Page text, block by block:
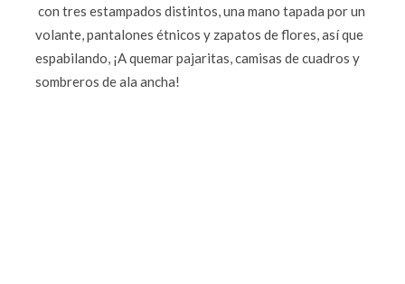
con tres estampados distintos, una mano tapada por un
volante, pantalones étnicos y zapatos de flores, así que
espabilando, ¡A quemar pajaritas, camisas de cuadros y
sombreros de ala ancha!